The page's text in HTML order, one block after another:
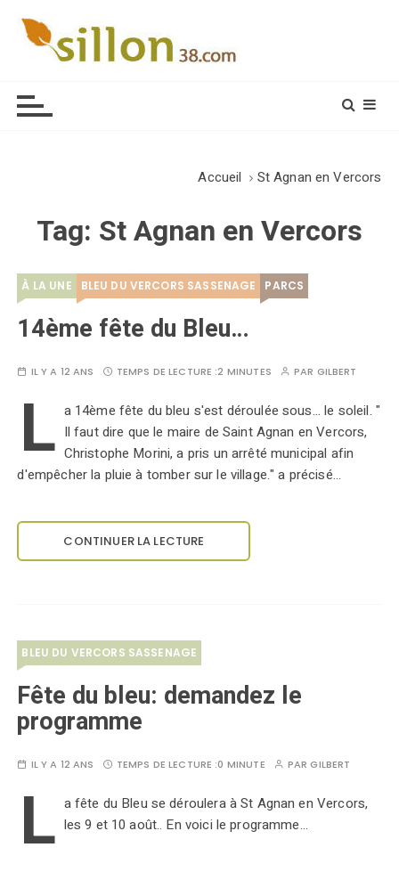
Accueil St Agnan en Vercors
Tag: St Agnan en Vercors
À LA UNE BLEU DU VERCORS SASSENAGE PARCS
14ème fête du Bleu…
IL Y A 12 ANS TEMPS DE LECTURE :2 MINUTES PAR GILBERT
L a 14ème fête du bleu s'est déroulée sous... le soleil. "
Il faut dire que le maire de Saint Agnan en Vercors,
Christophe Morini, a pris un arrêté municipal afin
d'empêcher la pluie à tomber sur le village." a précisé…
CONTINUER LA LECTURE
BLEU DU VERCORS SASSENAGE
Fête du bleu: demandez le
programme
IL Y A 12 ANS TEMPS DE LECTURE :0 MINUTE PARGILBERT
L a fête du Bleu se déroulera à St Agnan en Vercors,
les 9 et 10 août.. En voici le programme...